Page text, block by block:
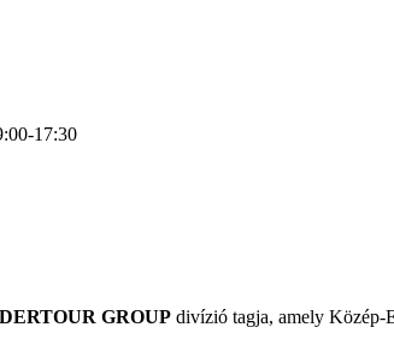
17:30
DERTOUR GROUP divízió tagja, amely Közép-